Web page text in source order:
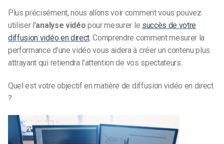
Plus précisément, nous allons voir comment vous pouvez
utiliser l’analyse vidéo pour mesurer le succès de votre
diffusion vidéo en direct.Comprendre comment mesurer la
performance d’une vidéo vous aidera à créer un contenu plus
attrayant qui retiendra l’attention de vos spectateurs.
Quel est votre objectif en matière de diffusion vidéo en direct
?